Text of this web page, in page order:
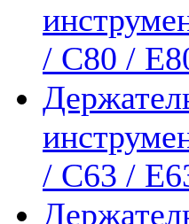
/ C80 /
/ C63 /